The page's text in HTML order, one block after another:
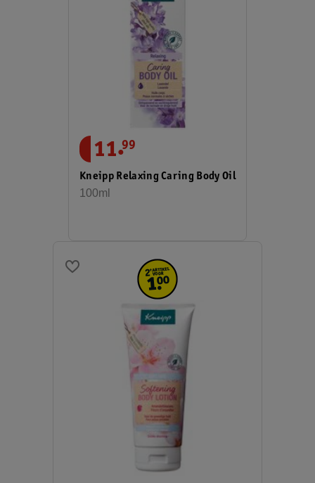
11.99
Kneipp Relaxing Caring Body Oil
100ml